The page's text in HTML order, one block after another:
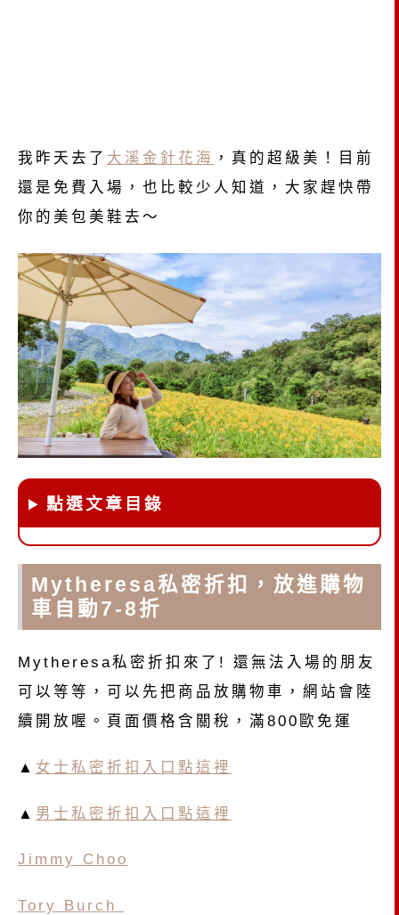
我昨天去了 大溪金針花海 ，真的超級美！目前
還是免費入場，也比較少人知道，大家趕快帶
你的美包美鞋去～
點選文章目錄
Mytheresa私密折扣，放進購物
車自動7-8折
Mytheresa私密折扣來了! 還無法入場的朋友
可以等等，可以先把商品放購物車，網站會陸
續開放喔。頁面價格含關稅，滿800歐免運
▲ 女士私密折扣入口點這裡
▲ 男士私密折扣入口點這裡
Jimmy Choo
Tory Burch